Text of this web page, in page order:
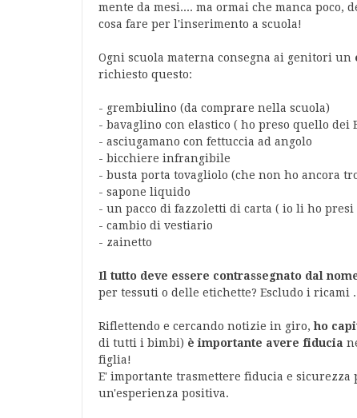
mente da mesi.... ma ormai che manca poco,
cosa fare per l'inserimento a scuola!
Ogni scuola materna consegna ai genitori un
richiesto questo:
- grembiulino (da comprare nella scuola)
- bavaglino con elastico ( ho preso quello dei
- asciugamano con fettuccia ad angolo
- bicchiere infrangibile
- busta porta tovagliolo (che non ho ancora
- sapone liquido
- un pacco di fazzoletti di carta ( io li ho
- cambio di vestiario
- zainetto
Il tutto deve essere contrassegnato dal
per tessuti o delle etichette? Escludo i ricami
Riflettendo e cercando notizie in giro,ho
di tutti i bimbi) è importante avere fiducia
figlia!
E' importante trasmettere fiducia e sicurezza
un'esperienza positiva.